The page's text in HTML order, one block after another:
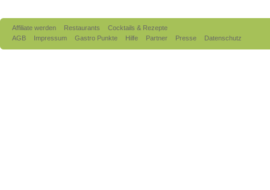
Affiliate werden Restaurants
Cocktails & Rezepte
AGB
Impressum Gastro Punkte Hilfe Partner Presse Datenschutz